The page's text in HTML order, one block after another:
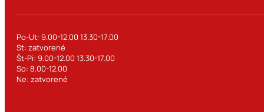
Po-Ut: 9.00-12.00 13.30-17.00
St: zatvorené
Št-Pi: 9.00-12.00 13.30-17.00
So: 8.00-12.00
Ne: zatvorené